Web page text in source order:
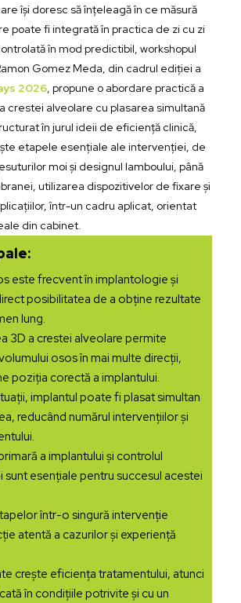
își doresc să înțeleagă în ce măsură
poate fi integrată în practica de zi cu zi
în mod predictibil, workshopul
Gomez Meda, din cadrul ediției a
2026, propune o abordare practică a
crestei alveolare cu plasarea simultană
în jurul ideii de eficiență clinică,
etapele esențiale ale intervenției, de
moi și designul lamboului, până
utilizarea dispozitivelor de fixare și
într-un cadru aplicat, orientat
din cabinet.
este frecvent în implantologie și
posibilitatea de a obține rezultate
lung.
3D a crestei alveolare permite
osos în mai multe direcții,
poziția corectă a implantului.
implantul poate fi plasat simultan
reducând numărul intervențiilor și
a implantului și controlul
esențiale pentru succesul acestei
într-o singură intervenție
atentă a cazurilor și experiență
crește eficiența tratamentului, atunci
în condițiile potrivite și cu un